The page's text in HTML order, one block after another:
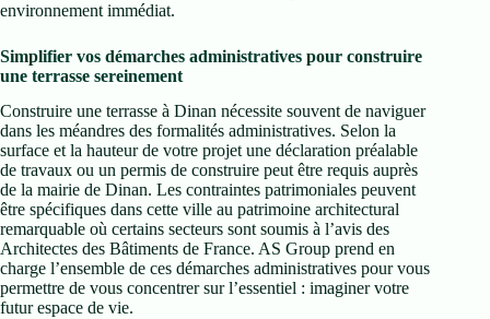
environnement immédiat.
Simplifier vos démarches administratives pour construire
une terrasse sereinement
Construire une terrasse à Dinan nécessite souvent de naviguer
dans les méandres des formalités administratives. Selon la
surface et la hauteur de votre projet une déclaration préalable
de travaux ou un permis de construire peut être requis auprès
de la mairie de Dinan. Les contraintes patrimoniales peuvent
être spécifiques dans cette ville au patrimoine architectural
remarquable où certains secteurs sont soumis à l’avis des
Architectes des Bâtiments de France. AS Group prend en
charge l’ensemble de ces démarches administratives pour vous
permettre de vous concentrer sur l’essentiel : imaginer votre
futur espace de vie.